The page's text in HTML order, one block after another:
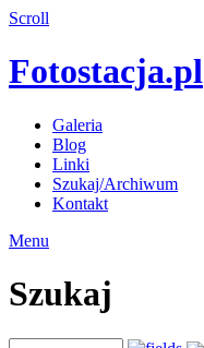
Scroll
Fotostacja.pl
Galeria
Blog
Linki
Szukaj/Archiwum
Kontakt
Menu
Szukaj